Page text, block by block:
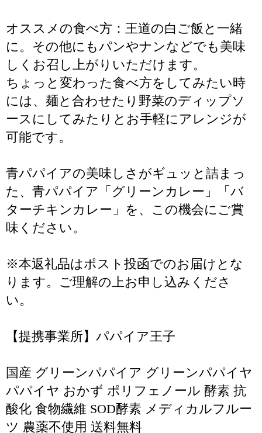
オススメの食べ方：王道の白ご飯と一緒
に。その他にもパンやナンなどでも美味
しくお召し上がりいただけます。
ちょっと変わった食べ方をしてみたい時
には、麺と合わせたり野菜のディップソ
ースにしてみたりとお手軽にアレンジが
可能です。
青パパイアの美味しさがギュッと詰まっ
た、青パパイア「グリーンカレー」「バ
ターチキンカレー」を、この機会にご賞
味ください。
※本返礼品はポスト投函でのお届けとな
ります。ご理解の上お申し込みくださ
い。
【提携事業所】パパイア王子
国産 グリーンパパイア グリーンパパイヤ
パパイヤ おかず ポリフェノール 酵素 抗
酸化 食物繊維 SOD酵素 メディカルフルー
ツ 農薬不使用 送料無料